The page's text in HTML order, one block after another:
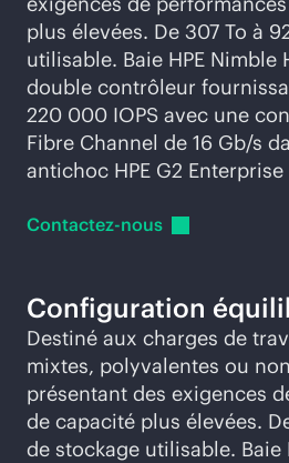
plus élevées. De 307 To à
utilisable. Baie HPE Nimble
double contrôleur
220 000 IOPS avec une
Fibre Channel de 16 Gb/s
antichoc HPE G2 Enterprise
Contactez-nous
Configuration
Destiné aux charges de
mixtes, polyvalentes ou
présentant des exigences
de capacité plus élevées.
de stockage utilisable. Baie